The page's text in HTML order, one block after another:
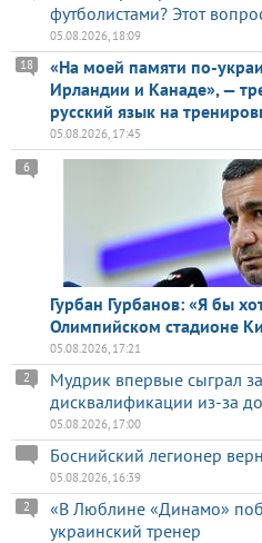
футболистами? Этот
05.08.2026, 18:09
«На моей памяти по-
Ирландии и Канаде», —
русский язык на
18
05.08.2026, 17:45
Гурбан Гурбанов: «Я бы
Олимпийском стадионе
6
05.08.2026, 17:21
Мудрик впервые сыграл
дисквалификации из-за
2
05.08.2026, 17:00
Боснийский легионер
05.08.2026, 16:39
«В Люблине «Динамо»
украинский тренер
2